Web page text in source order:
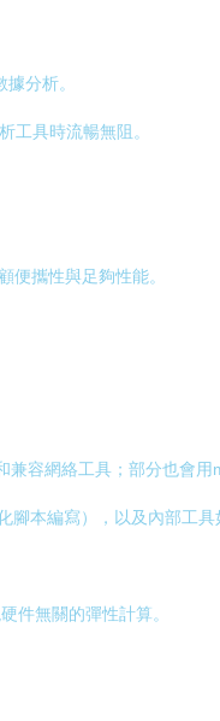
分析。
工具時流暢無阻。
攜性與足夠性能。
容網絡工具；部分也會用
本編寫），以及內部工
件無關的彈性計算。